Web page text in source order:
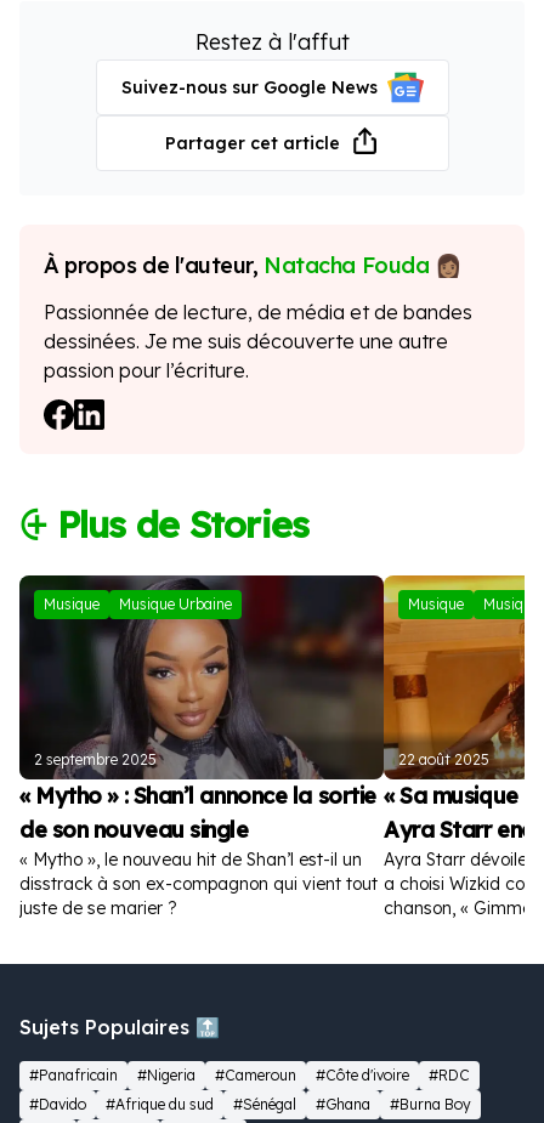
Restez à l'affut
Suivez-nous sur Google News
Partager cet article
À propos de l'auteur, Natacha Fouda
Passionnée de lecture, de média et de bandes
dessinées. Je me suis découverte une autre
passion pour l’écriture.
⨭ Plus de Stories
Musique Musique Urbaine
2 septembre 2025
« Mytho » : Shan’l annonce la sortie
de son nouveau single
« Mytho », le nouveau hit de Shan’l est-il un
disstrack à son ex-compagnon qui vient tout
juste de se marier ?
Musique
22 août 2025
« Sa musique
Ayra Starr
Ayra Starr dévoile
a choisi Wizkid
chanson, « Gimme
Sujets Populaires 🔝
#Panafricain #Nigeria #Cameroun #Côte d'ivoire
#RDC
#Davido
#Afrique du sud #Sénégal #Ghana
#Burna Boy